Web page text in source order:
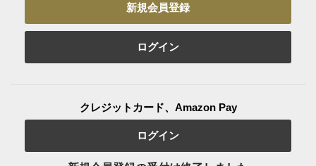
新規会員登録
ログイン
クレジットカード、Amazon Pay
ログイン